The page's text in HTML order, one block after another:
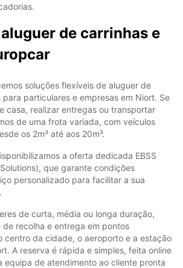
de carrinhas e
soluções flexíveis de aluguer de
para particulares e empresas em Niort. Se
casa, realizar entregas ou transportar
de uma frota variada, com veículos
os 2m³ até aos 20m³.
a oferta dedicada EBSS
que garante condições
personalizado para facilitar a sua
de curta, média ou longa duração,
recolha e entrega em pontos
centro da cidade, o aeroporto e a estação
A reserva é rápida e simples, feita online
equipa de atendimento ao cliente pronta